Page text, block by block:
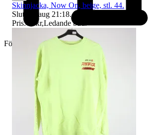
Företag
Skinnjacka, Now On, beige, stl. 44.
Sluttid
9 aug 21:18.
Pris:47 kr,Ledande bud